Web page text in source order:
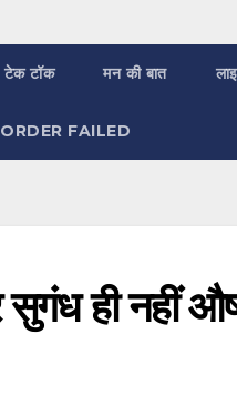
टेक टॉक मन की बात
ORDER FAILED
ही नहीं